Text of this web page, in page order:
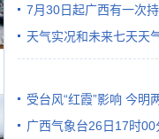
7月30日起广西有一次
天气实况和未来七天天
受台风“红霞”影响 今明
有较强降雨
广西气象台26日17时